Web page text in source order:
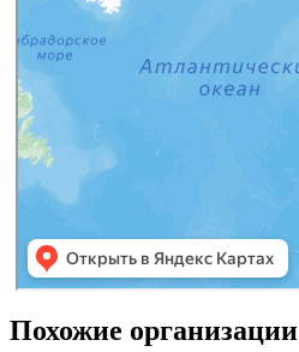
Похожие организации